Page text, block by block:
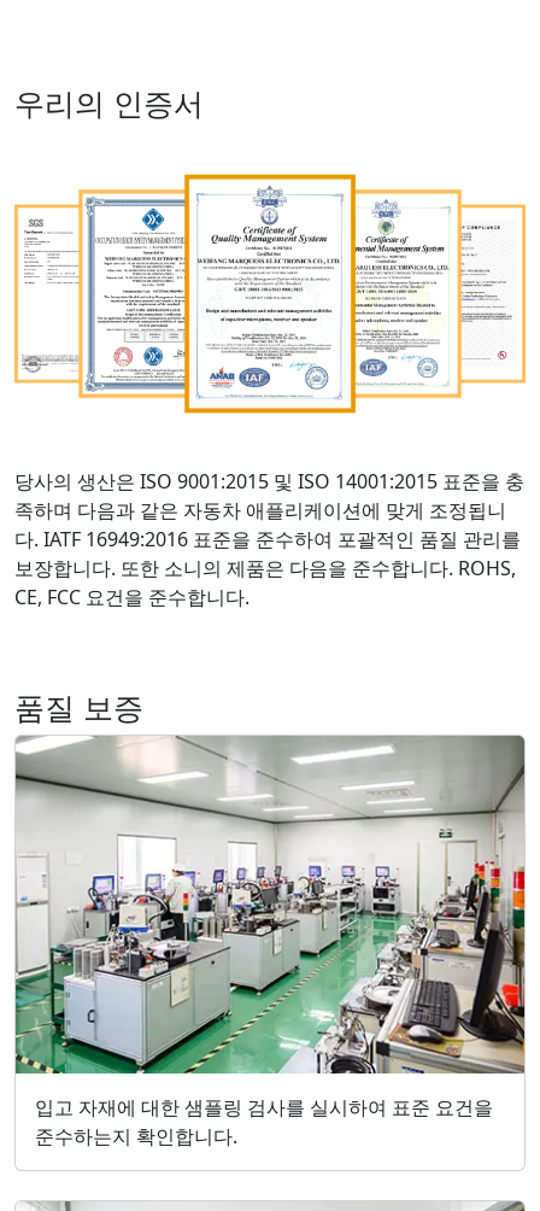
우리의 인증서
당사의 생산은 ISO 9001:2015 및 ISO 14001:2015 표준을 충
족하며 다음과 같은 자동차 애플리케이션에 맞게 조정됩니
다. IATF 16949:2016 표준을 준수하여 포괄적인 품질 관리를
보장합니다. 또한 소니의 제품은 다음을 준수합니다. ROHS,
CE, FCC 요건을 준수합니다.
품질 보증
입고 자재에 대한 샘플링 검사를 실시하여 표준 요건을
준수하는지 확인합니다.